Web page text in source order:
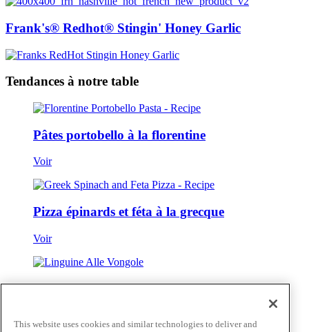
Frank's® Redhot® Stingin' Honey Garlic
Tendances à notre table
Pâtes portobello à la florentine
Voir
Pizza épinards et féta à la grecque
Voir
Linguine Alle Vongole
This website uses cookies and similar technologies to deliver and